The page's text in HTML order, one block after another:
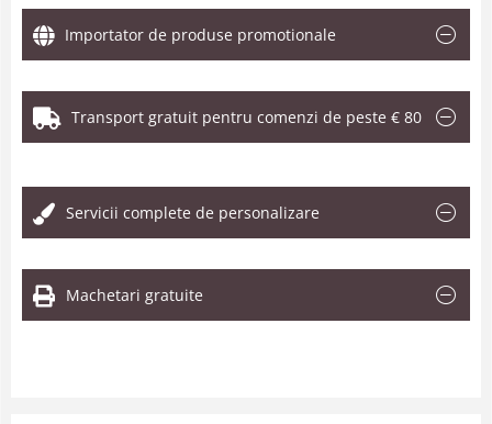
Importator de produse promotionale
Transport gratuit pentru comenzi de peste € 80
Servicii complete de personalizare
Machetari gratuite